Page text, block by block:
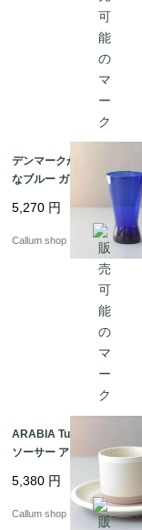
デンマークから きれい
なブルー ガラスの花瓶
コバルトブルー 花器 グ
ラス フラワーベース ヴ
ィンテージ_ig4987
5,270 円
Callum shop
ARABIA Tupa カップ&
ソーサー アラビア トゥ
北欧食器 陶器 アンティ
ーク ヴィンテージ_it44
5,380 円
Callum shop